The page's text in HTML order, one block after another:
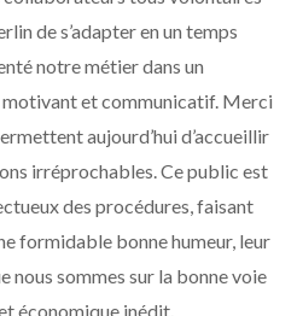
de s’adapter en un temps
notre métier dans un
et communicatif. Merci
aujourd’hui d’accueillir
irréprochables. Ce public est
des procédures, faisant
formidable bonne humeur, leur
nous sommes sur la bonne voie
économique inédit.